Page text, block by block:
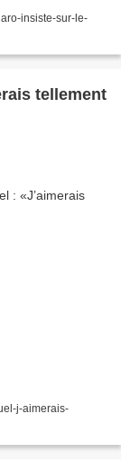
insiste-sur-le-
tellement
j-aimerais-